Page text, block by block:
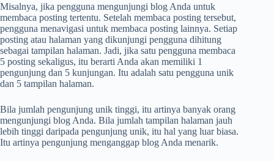
Misalnya, jika pengguna mengunjungi blog Anda untuk
membaca posting tertentu. Setelah membaca posting tersebut,
pengguna menavigasi untuk membaca posting lainnya. Setiap
posting atau halaman yang dikunjungi pengguna dihitung
sebagai tampilan halaman. Jadi, jika satu pengguna membaca
5 posting sekaligus, itu berarti Anda akan memiliki 1
pengunjung dan 5 kunjungan. Itu adalah satu pengguna unik
dan 5 tampilan halaman.
Bila jumlah pengunjung unik tinggi, itu artinya banyak orang
mengunjungi blog Anda. Bila jumlah tampilan halaman jauh
lebih tinggi daripada pengunjung unik, itu hal yang luar biasa.
Itu artinya pengunjung menganggap blog Anda menarik.